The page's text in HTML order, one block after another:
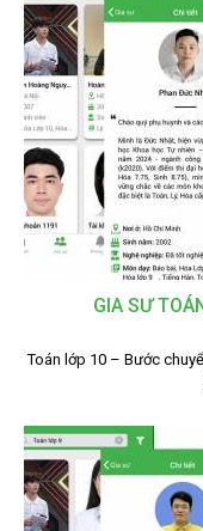
GIA SƯ
Toán lớp 10 – Bước